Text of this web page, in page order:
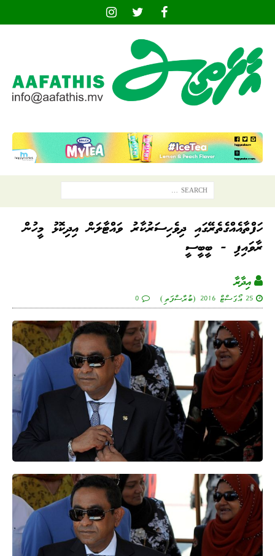
ހަފްތާއެއްގެތެރޭގައި ދިވެހިސަރުކާރު ވައްޓާލަން އިދިކޮޅު މީހުން
ރާވައިފި - ބީބީސީ
އިދާރާ
25 އޯގަސްޓް 2016 (ބުރާސްފަތި) 0